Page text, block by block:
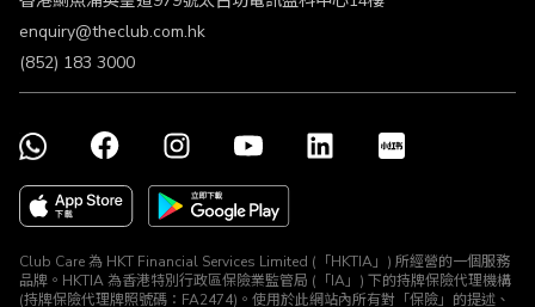
enquiry@theclub.com.hk
(852) 183 3000
Club Care 為 HKT Financial Services Limited (「HKTIA」) 所經營的一個服務
品牌。HKTIA 為香港特別行政區保險業監管局 (「IA」) 下的持牌保險代理機構
(持牌保險代理牌照號碼：FA2474)。使用於此網站內所有對「保險」的提述、